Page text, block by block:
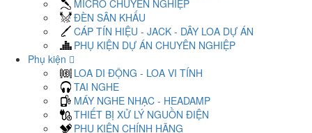
MICRO CHUYÊN NGHIỆP
ĐÈN SÂN KHẤU
CÁP TÍN HIỆU - JACK - DÂY LOA DỰ ÁN
PHỤ KIỆN DỰ ÁN CHUYÊN NGHIỆP
Phụ kiện
LOA DI ĐỘNG - LOA VI TÍNH
TAI NGHE
MÁY NGHE NHẠC - HEADAMP
THIẾT BỊ XỬ LÝ NGUỒN ĐIỆN
PHỤ KIỆN CHÍNH HÃNG